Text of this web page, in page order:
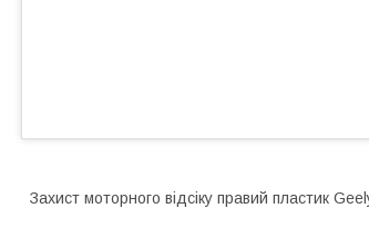
Захист моторного відсіку правий пластик